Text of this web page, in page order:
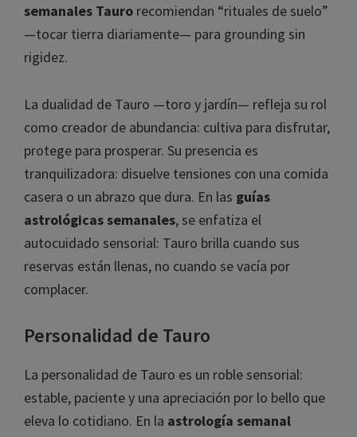
semanales Tauro recomiendan “rituales de suelo”
—tocar tierra diariamente— para grounding sin
rigidez.
La dualidad de Tauro —toro y jardín— refleja su rol
como creador de abundancia: cultiva para disfrutar,
protege para prosperar. Su presencia es
tranquilizadora: disuelve tensiones con una comida
casera o un abrazo que dura. En las guías
astrológicas semanales, se enfatiza el
autocuidado sensorial: Tauro brilla cuando sus
reservas están llenas, no cuando se vacía por
complacer.
Personalidad de Tauro
La personalidad de Tauro es un roble sensorial:
estable, paciente y una apreciación por lo bello que
eleva lo cotidiano. En la astrología semanal